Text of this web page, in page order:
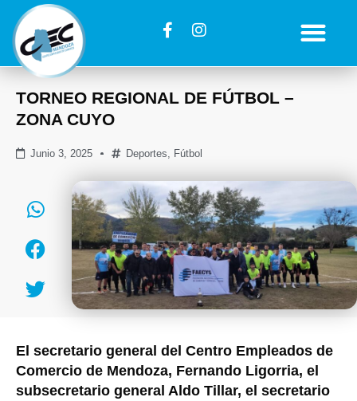
TORNEO REGIONAL DE FÚTBOL –
ZONA CUYO
Junio 3, 2025 Deportes Fútbol
El secretario general del Centro Empleados de
Comercio de Mendoza, Fernando Ligorria, el
subsecretario general Aldo Tillar, el secretario